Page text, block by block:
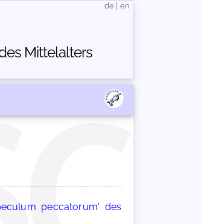
Mittelalters
de en
peccatorum' des